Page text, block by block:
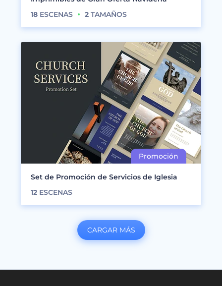
18 ESCENAS 2 TAMAÑOS
Set de Promoción de Servicios de Iglesia
12 ESCENAS
CARGAR MÁS